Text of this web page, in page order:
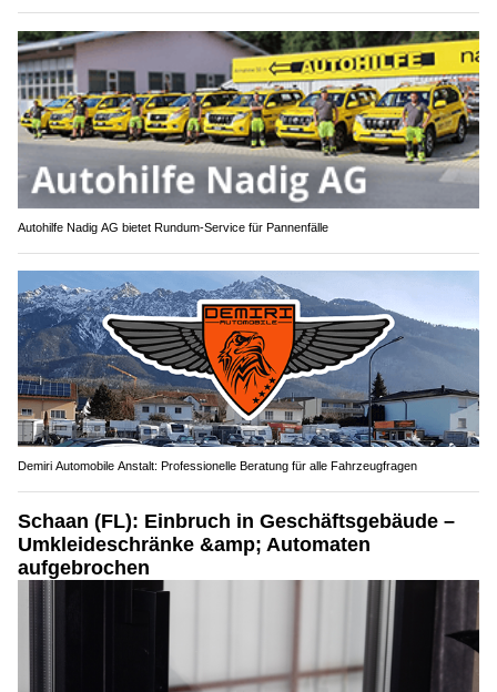
Autohilfe Nadig AG bietet Rundum‑Service für Pannenfälle
Demiri Automobile Anstalt: Professionelle Beratung für alle Fahrzeugfragen
Schaan (FL): Einbruch in Geschäftsgebäude –
Umkleideschränke &amp; Automaten
aufgebrochen